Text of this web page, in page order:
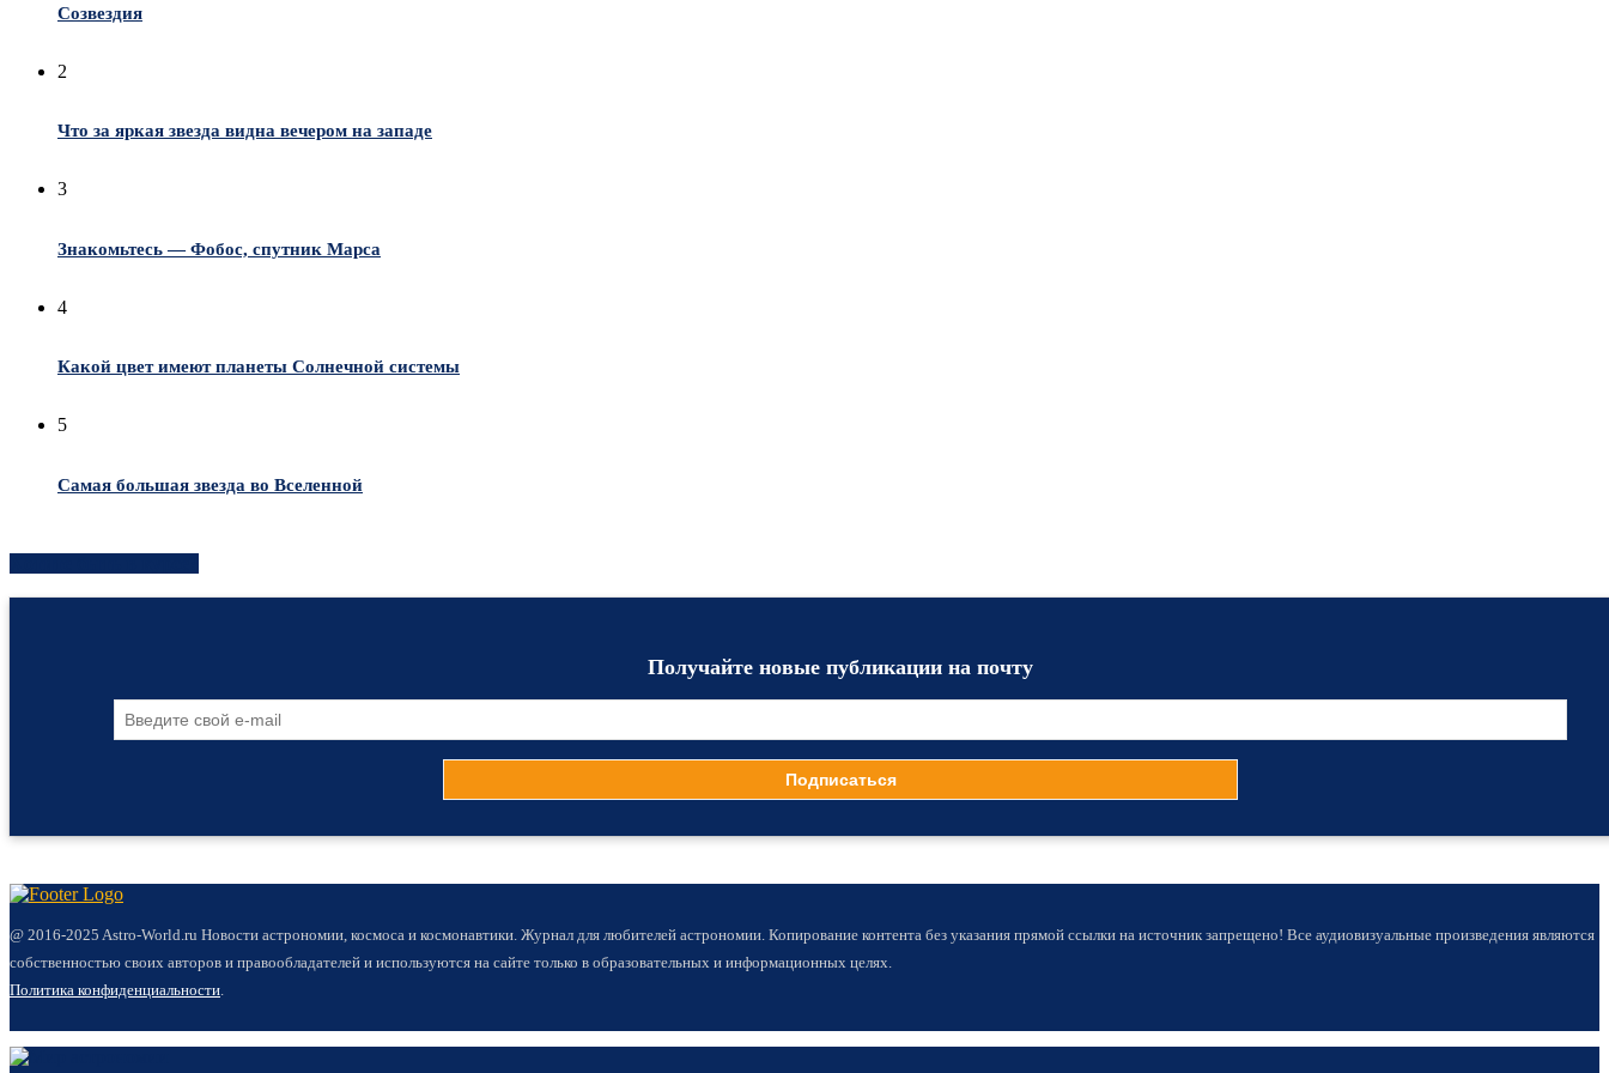
Созвездия
2
Что за яркая звезда видна вечером на западе
3
Знакомьтесь — Фобос, спутник Марса
4
Какой цвет имеют планеты Солнечной системы
5
Самая большая звезда во Вселенной
Получайте новые публикации на почту
@ 2016-2025 Astro-World.ru Новости астрономии, космоса и космонавтики. Журнал для любителей астрономии. Копирование контента без указания прямой ссылки на источник запрещено! Все аудиовизуальные произведения являются
собственностью своих авторов и правообладателей и используются на сайте только в образовательных и информационных целях.
Политика конфиденциальности.